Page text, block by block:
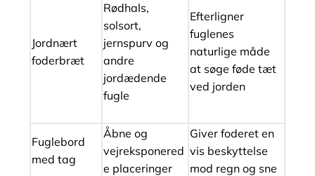
Jordnært
foderbræt
Rødhals,
solsort,
jernspurv og
andre
jordædende
fugle
Efterligner
fuglenes
naturlige måde
at søge føde tæt
ved jorden
Fuglebord
med tag
Åbne og
vejreksponered
e placeringer
Giver foderet en
vis beskyttelse
mod regn og sne